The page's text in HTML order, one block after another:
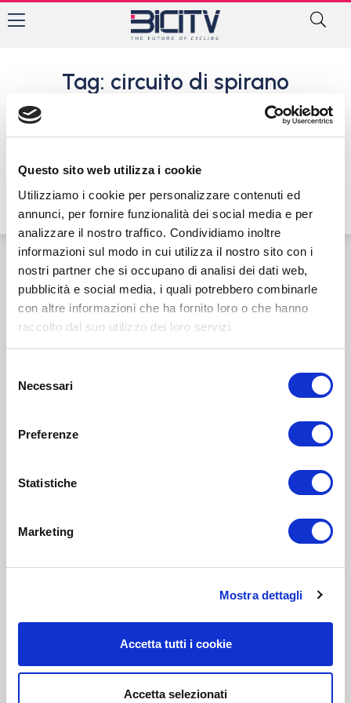
Questo sito web utilizza i cookie
Utilizziamo i cookie per personalizzare contenuti ed
annunci, per fornire funzionalità dei social media e per
analizzare il nostro traffico. Condividiamo inoltre
informazioni sul modo in cui utilizza il nostro sito con i
nostri partner che si occupano di analisi dei dati web,
pubblicità e social media, i quali potrebbero combinarle
con altre informazioni che ha fornito loro o che hanno
raccolto dal suo utilizzo dei loro servizi.
delNecessari
Preferenze
Statistiche
Marketing
Mostra dettagli
Accetta tutti i cookie
Accetta selezionati
Tag: circuito di spirano
Alessandro Romele, primi
Spirano
27 Marzo 2017